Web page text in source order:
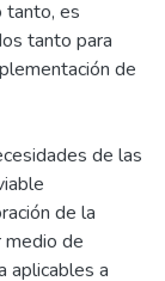
tanto, es
tanto para
de
de las
de la
medio de
aplicables a